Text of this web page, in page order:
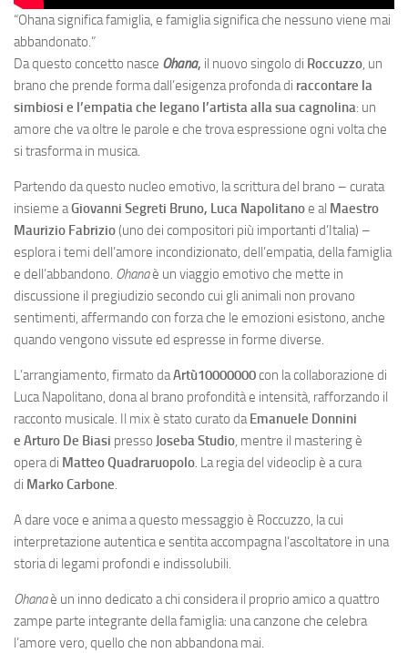
“Ohana significa famiglia, e famiglia significa che nessuno viene mai
abbandonato.”
Da questo concetto nasce Ohana, il nuovo singolo di Roccuzzo, un
brano che prende forma dall’esigenza profonda di raccontare la
simbiosi e l’empatia che legano l’artista alla sua cagnolina: un
amore che va oltre le parole e che trova espressione ogni volta che
si trasforma in musica.
Partendo da questo nucleo emotivo, la scrittura del brano – curata
insieme aGiovanni Segreti Bruno, Luca Napolitanoe al Maestro
Maurizio Fabrizio(uno dei compositori più importanti d’Italia) –
esplora i temi dell’amore incondizionato, dell’empatia, della famiglia
e dell’abbandono. Ohanaè un viaggio emotivo che mette in
discussione il pregiudizio secondo cui gli animali non provano
sentimenti, affermando con forza che le emozioni esistono, anche
quando vengono vissute ed espresse in forme diverse.
L’arrangiamento, firmato daArtù10000000con la collaborazione di
Luca Napolitano, dona al brano profondità e intensità, rafforzando il
racconto musicale. Il mix è stato curato daEmanuele Donnini
e Arturo De Biasi presso Joseba Studio, mentre il mastering è
opera di Matteo Quadraruopolo. La regia del videoclip è a cura
di Marko Carbone.
A dare voce e anima a questo messaggio è Roccuzzo, la cui
interpretazione autentica e sentita accompagna l’ascoltatore in una
storia di legami profondi e indissolubili.
Ohanaè un inno dedicato a chi considera il proprio amico a quattro
zampe parte integrante della famiglia: una canzone che celebra
l’amore vero, quello che non abbandona mai.